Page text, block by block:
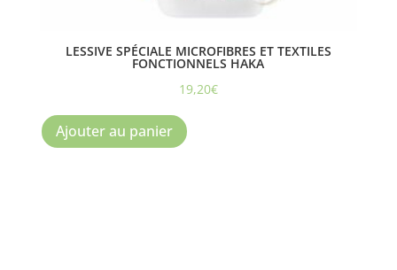
LESSIVE SPÉCIALE MICROFIBRES ET TEXTILES
FONCTIONNELS HAKA
19,20€
Ajouter au panier